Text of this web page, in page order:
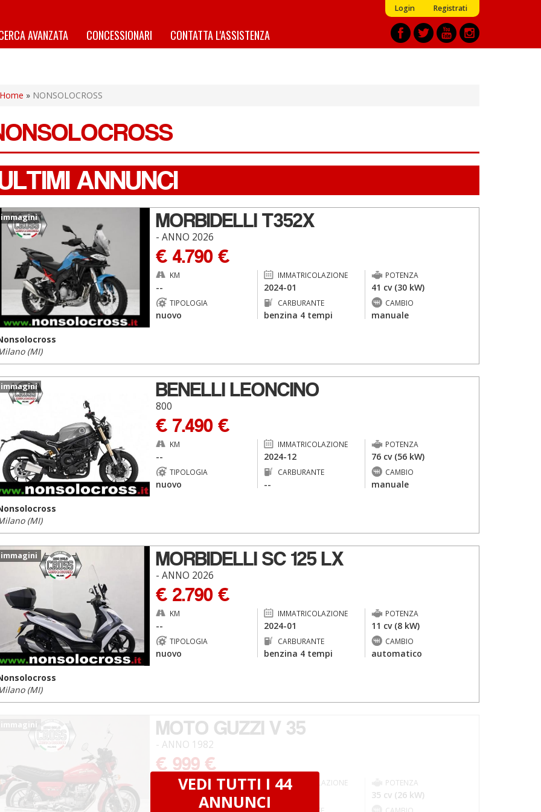
Login Registrati
AVANZATA CONCESSIONARI CONTATTA L'ASSISTENZA
Home » NONSOLOCROSS
ANNUNCI
immagini MORBIDELLI T352X
- ANNO 2026
€ 4.790 €
KM
--
IMMATRICOLAZIONE
2024-01
POTENZA
41 cv (30 kW)
TIPOLOGIA
nuovo
CARBURANTE
benzina 4 tempi
CAMBIO
manuale
(MI)
immagini BENELLI LEONCINO
800
€ 7.490 €
KM
--
IMMATRICOLAZIONE
2024-12
POTENZA
76 cv (56 kW)
TIPOLOGIA
nuovo
CARBURANTE
--
CAMBIO
manuale
(MI)
immagini MORBIDELLI SC 125 LX
- ANNO 2026
€ 2.790 €
KM
--
IMMATRICOLAZIONE
2024-01
POTENZA
11 cv (8 kW)
TIPOLOGIA
nuovo
CARBURANTE
benzina 4 tempi
CAMBIO
automatico
(MI)
immagini MOTO GUZZI V 35
- ANNO 1982
€ 999 €
KM IMMATRICOLAZIONE
1982-04
POTENZA
35 cv (26 kW)
VEDI TUTTI I 44
ANNUNCI